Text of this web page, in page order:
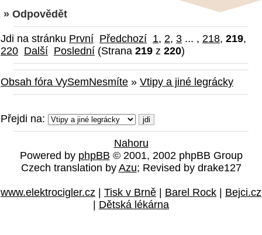
» Odpovědět
Jdi na stránku První Předchozí 1, 2, 3 ... , 218, 219,
220 Další Poslední (Strana 219 z 220)
Obsah fóra VySemNesmíte » Vtipy a jiné legrácky
Přejdi na:
Nahoru
Powered by phpBB © 2001, 2002 phpBB Group
Czech translation by Azu; Revised by drake127
www.elektrocigler.cz | Tisk v Brně | Barel Rock | Bejci.cz
| Dětská lékárna